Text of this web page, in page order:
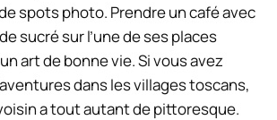
spots photo. Prendre un café avec
sucré sur l’une de ses places
art debonne vie. Si vous avez
dans les villages toscans,
a tout autant de pittoresque.